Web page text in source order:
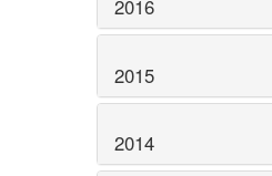
2016
2015
2014